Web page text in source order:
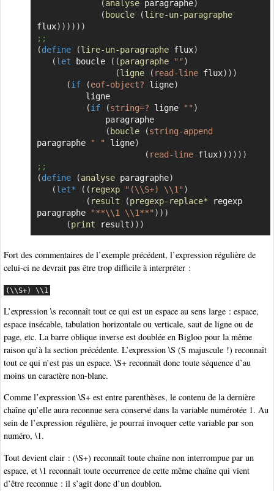
(analyse paragraphe)
( boucle (lire-un-paragraphe
flux) ) ) ) ) )
;;
(define (lire-un-paragraphe flux)
(let boucle ( (paragraphe "" )
(ligne ( read-line flux) ) )
(if (eof-object? ligne)
(if (string=? ligne "" )
( boucle (string-append
paragraphe
" " ligne)
( read-line flux) ) ) ) ) )
;;
(define (analyse paragraphe)
(let* ( ( regexp "(\\S+) \\1" )
( result (pregexp-replace* regexp
paragraphe
"**\\1 \\1**" ) ) )
(print result) ) )
Fort des commentaires de l’exemple précédent, l’expression régulière de
celui-ci ne devrait pas être trop difficile à interpréter :
(\\S+) \\1
L’expression \s reconnaît tout ce qui est un espace au sens large : espace,
espace insécable, tabulation horizontale ou verticale, saut de ligne ou de
page, etc. La barre oblique inverse est doublée en Bigloo pour la même
raison qu’à la section précédente. L’expression \S (S majuscule !) reconnaît
tout ce qui n’est pas un espace. \S+ reconnaît donc toute séquence d’au
moins un caractère non-blanc.
Comme l’expression \S+ est entre parenthèses, le contenu de la dernière
chaîne qu’elle aura reconnue sera conservé dans la variable numérotée 1. Au
sein de l’expression régulière, je pourrai invoquer cette variable par son
numéro, \1.
Tout devient clair : (\S+) reconnaît toute chaîne non interrompue par un
espace, et \1 reconnaît toute occurrence de cette même chaîne qui vient
d’être reconnue : il s’agit donc d’un doublon.